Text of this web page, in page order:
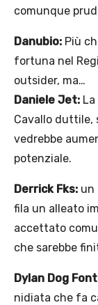
comunque
Danubio: Più
fortuna nel
outsider, ma…
Daniele Jet:
Cavallo duttile,
vedrebbe
potenziale.
Derrick Fks: un
fila un alleato
accettato
che sarebbe
Dylan Dog
nidiata che fa